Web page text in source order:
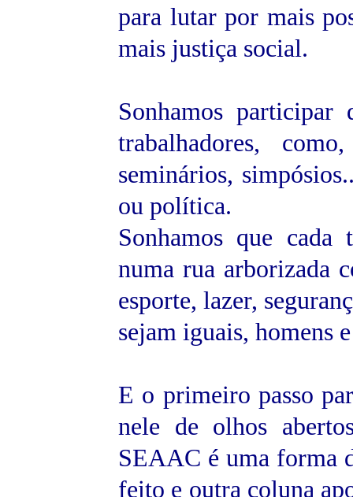
para lutar por mais
mais justiça social.
Sonhamos participar
trabalhadores,
seminários,
ou política.
Sonhamos que cada
numa rua arborizada
esporte, lazer,
sejam iguais, homens
E o primeiro passo
nele de olhos
SEAAC é uma forma
feito e outra coluna